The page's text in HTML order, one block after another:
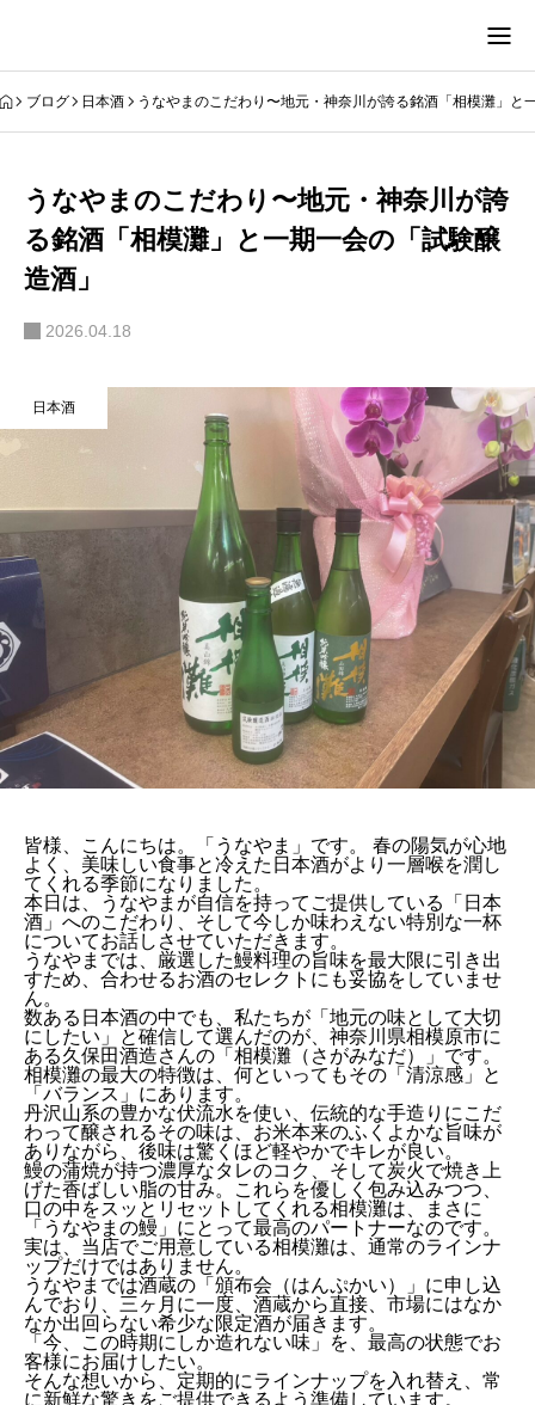
トップ
うなやまのこだわり
お品書き
ご予約（お席）
ブログ 日本酒 うなやまのこだわり〜地元・神奈川が誇る銘酒「相模灘」と
うなやまのこだわり〜地元・神奈川が誇
る銘酒「相模灘」と一期一会の「試験醸
造酒」
2026.04.18
日本酒
皆様、こんにちは。「うなやま」です。 春の陽気が心地
よく、美味しい食事と冷えた日本酒がより一層喉を潤し
てくれる季節になりました。
本日は、うなやまが自信を持ってご提供している「日本
酒」へのこだわり、そして今しか味わえない特別な一杯
についてお話しさせていただきます。
うなやまでは、厳選した鰻料理の旨味を最大限に引き出
すため、合わせるお酒のセレクトにも妥協をしていませ
ん。
数ある日本酒の中でも、私たちが「地元の味として大切
にしたい」と確信して選んだのが、神奈川県相模原市に
ある久保田酒造さんの「相模灘（さがみなだ）」です。
相模灘の最大の特徴は、何といってもその「清涼感」と
「バランス」にあります。
丹沢山系の豊かな伏流水を使い、伝統的な手造りにこだ
わって醸されるその味は、お米本来のふくよかな旨味が
ありながら、後味は驚くほど軽やかでキレが良い。
鰻の蒲焼が持つ濃厚なタレのコク、そして炭火で焼き上
げた香ばしい脂の甘み。これらを優しく包み込みつつ、
口の中をスッとリセットしてくれる相模灘は、まさに
「うなやまの鰻」にとって最高のパートナーなのです。
実は、当店でご用意している相模灘は、通常のラインナ
ップだけではありません。
うなやまでは酒蔵の「頒布会（はんぷかい）」に申し込
んでおり、三ヶ月に一度、酒蔵から直接、市場にはなか
なか出回らない希少な限定酒が届きます。
「今、この時期にしか造れない味」を、最高の状態でお
客様にお届けしたい。
そんな想いから、定期的にラインナップを入れ替え、常
に新鮮な驚きをご提供できるよう準備しています。